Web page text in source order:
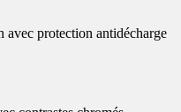
avec protection antidécharge